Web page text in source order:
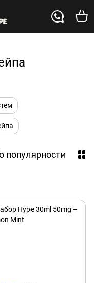
популярности